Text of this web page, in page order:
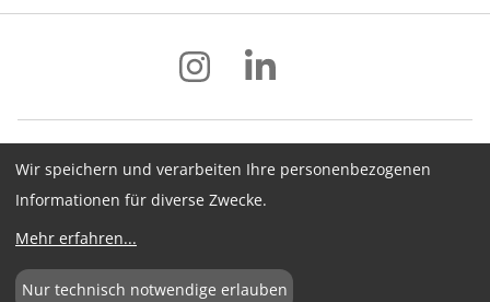
Impressum Datenschutz
AGB
Hinweisgebersystem
Newsletter
Cookie-Konfiguration
Wir speichern und verarbeiten Ihre personenbezogenen
Informationen für diverse Zwecke.
Mehr erfahren...
Nur technisch notwendige erlauben